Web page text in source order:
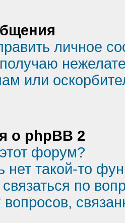
личное
или
о phpBB 2
форум?
нет такой-то
по
вопросов,